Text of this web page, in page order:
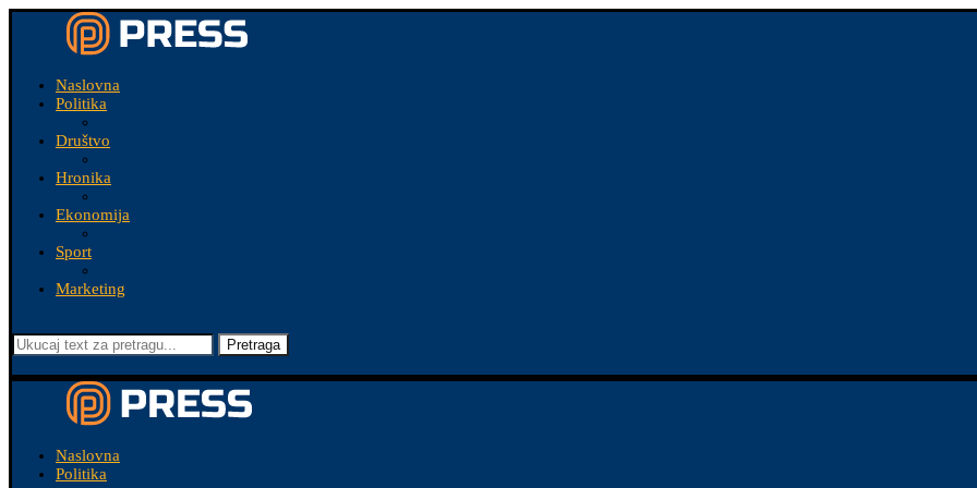
Naslovna
Politika
Društvo
Hronika
Ekonomija
Sport
Marketing
Pretraga
Naslovna
Politika